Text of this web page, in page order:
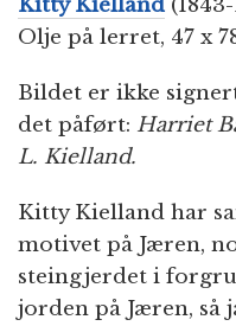
Olje på lerret, 47 x
Bildet er ikke
det påført: Harriet
L. Kielland.
Kitty Kielland har
motivet på Jæren,
steingjerdet i
jorden på Jæren,